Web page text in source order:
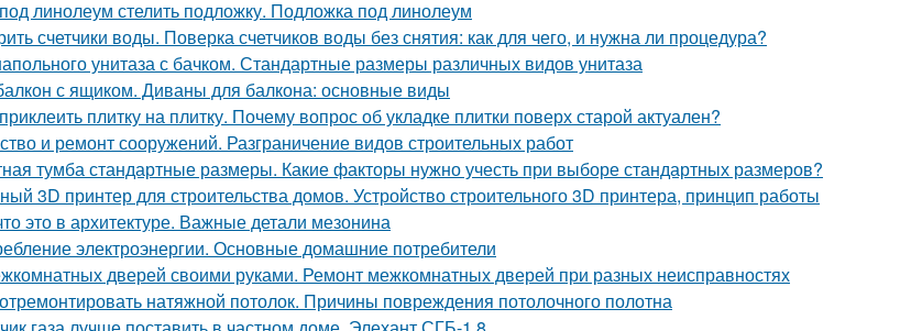
линолеум стелить подложку. Подложка под линолеум
счетчики воды. Поверка счетчиков воды без снятия: как для чего, и нужна ли процедура?
унитаза с бачком. Стандартные размеры различных видов унитаза
с ящиком. Диваны для балкона: основные виды
плитку на плитку. Почему вопрос об укладке плитки поверх старой актуален?
и ремонт сооружений. Разграничение видов строительных работ
тумба стандартные размеры. Какие факторы нужно учесть при выборе стандартных размеров?
3D принтер для строительства домов. Устройство строительного 3D принтера, принцип работы
это в архитектуре. Важные детали мезонина
электроэнергии. Основные домашние потребители
дверей своими руками. Ремонт межкомнатных дверей при разных неисправностях
натяжной потолок. Причины повреждения потолочного полотна